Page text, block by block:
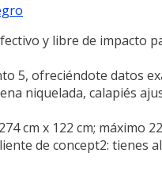
y libre de impacto
5, ofreciéndote datos
niquelada, calapiés
cm x 122 cm; máximo
de concept2: